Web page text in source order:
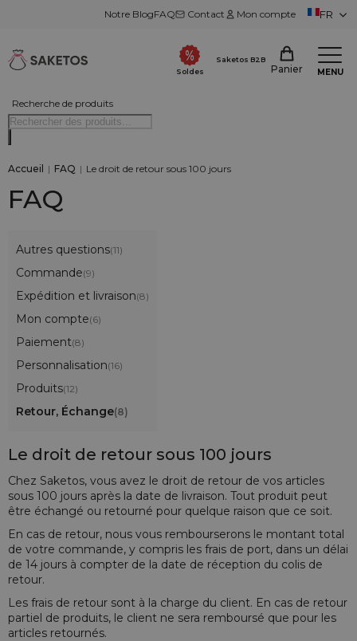
Notre BlogFAQ Contact Mon compte FR
Recherche de produits
Soldes
Saketos B2B
Panier MENU
Accueil | FAQ | Le droit de retour sous 100 jours
FAQ
Autres questions(11)
Commande(9)
Expédition et livraison(8)
Mon compte(6)
Paiement(8)
Personnalisation(16)
Produits(12)
Retour, Échange(8)
Le droit de retour sous 100 jours
Chez Saketos, vous avez le droit de retour de vos articles
sous 100 jours après la date de livraison. Tout produit peut
être échangé ou retourné pour quelque raison que ce soit.
En cas de retour, nous vous rembourserons le montant total
de votre commande, y compris les frais de port, dans un délai
de 14 jours à compter de la date de réception du colis de
retour.
Les frais de retour sont à la charge du client. En cas de retour
partiel de produits, le client ne sera remboursé que pour les
articles retournés.